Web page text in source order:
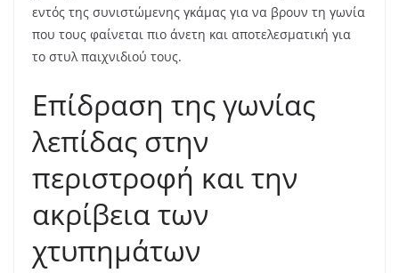
εντός της συνιστώμενης γκάμας για να βρουν τη γωνία
που τους φαίνεται πιο άνετη και αποτελεσματική για
το στυλ παιχνιδιού τους.
Επίδραση της γωνίας
λεπίδας στην
περιστροφή και την
ακρίβεια των
χτυπημάτων